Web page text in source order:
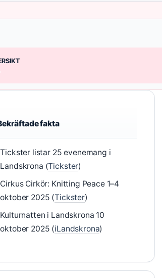
fakta
Tickster listar 25 evenemang i
Landskrona (Tickster)
Cirkus Cirkör: Knitting Peace 1–4
oktober 2025 (Tickster)
Kulturnatten i Landskrona 10
oktober 2025 (iLandskrona)